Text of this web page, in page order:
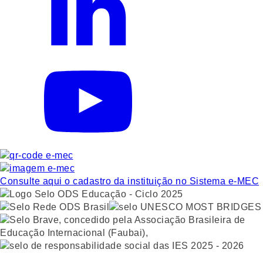
Consulte aqui o cadastro da instituição no Sistema e-MEC